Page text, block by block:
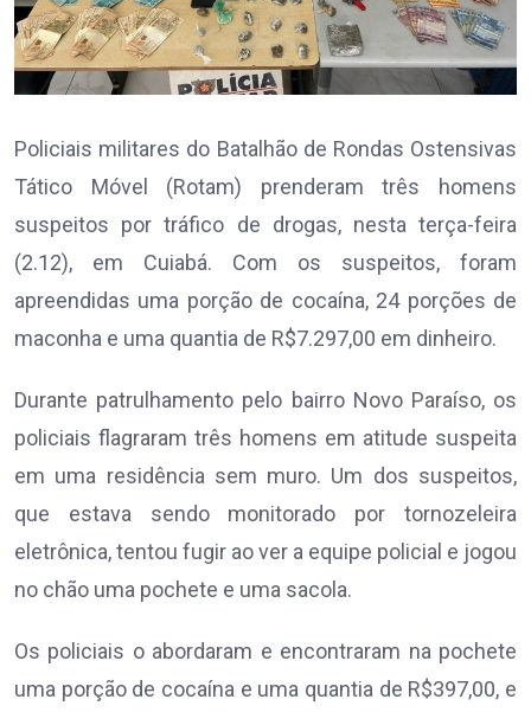
Policiais militares do Batalhão de Rondas Ostensivas
Tático Móvel (Rotam) prenderam três homens
suspeitos por tráfico de drogas, nesta terça-feira
(2.12), em Cuiabá. Com os suspeitos, foram
apreendidas uma porção de cocaína, 24 porções de
maconha e uma quantia de R$7.297,00 em dinheiro.
Durante patrulhamento pelo bairro Novo Paraíso, os
policiais flagraram três homens em atitude suspeita
em uma residência sem muro. Um dos suspeitos,
que estava sendo monitorado por tornozeleira
eletrônica, tentou fugir ao ver a equipe policial e jogou
no chão uma pochete e uma sacola.
Os policiais o abordaram e encontraram na pochete
uma porção de cocaína e uma quantia de R$397,00, e